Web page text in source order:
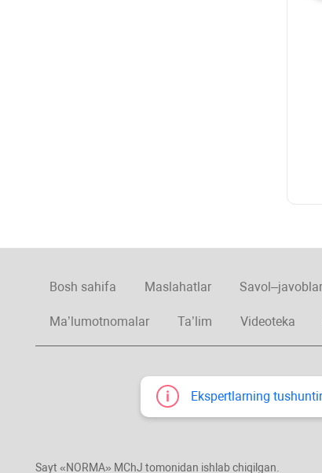
Bosh sahifa Maslahatlar Savol–javoblar
Ma’lumotnomalar Ta’lim Videoteka
Ekspertlarning
Sayt «NORMA» MChJ tomonidan ishlab chiqilgan.